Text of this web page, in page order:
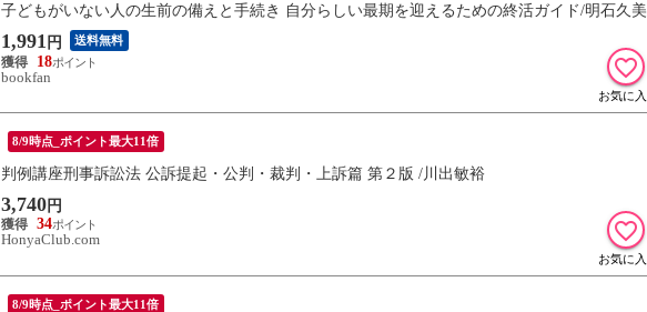
子どもがいない人の生前の備えと手続き 自分らしい最期を迎えるための終活ガイド/明石久美
1,991 円 送料無料
18
bookfan
8/9時点_ポイント最大11倍
判例講座刑事訴訟法 公訴提起・公判・裁判・上訴篇 第２版 /川出敏裕
3,740 円
34
HonyaClub.com
8/9時点_ポイント最大11倍